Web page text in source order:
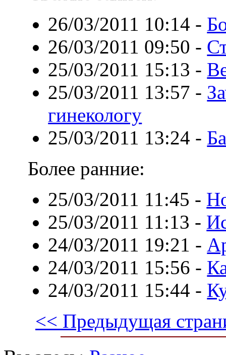
26/03/2011 10:14 -
26/03/2011 09:50 -
25/03/2011 15:13 -
25/03/2011 13:57 -
гинекологу
25/03/2011 13:24 -
Более ранние:
25/03/2011 11:45 -
25/03/2011 11:13 -
24/03/2011 19:21 -
24/03/2011 15:56 -
24/03/2011 15:44 -
<< Предыдущая